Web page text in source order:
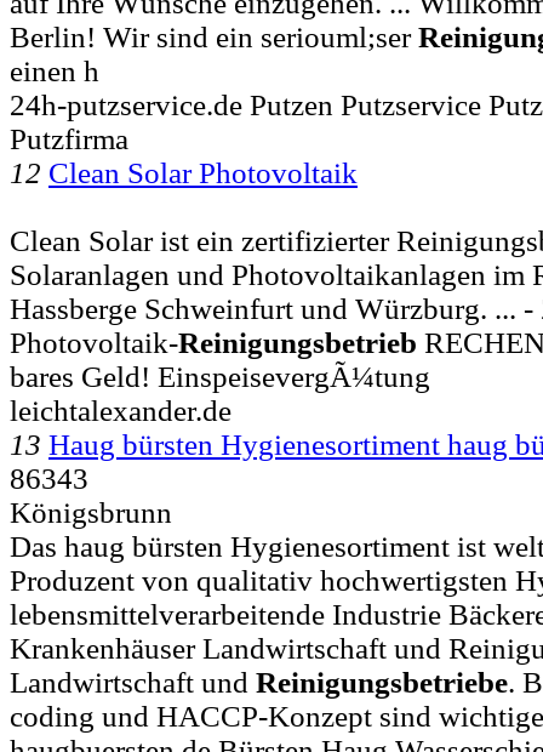
Berlin! Wir sind ein seriouml;ser
einen h
24h-putzservice.de Putzen Putzservice
Putzfirma
12 Clean Solar Photovoltaik
Clean Solar ist ein zertifizierter
Solaranlagen und Photovoltaikanlagen im
Hassberge Schweinfurt und Würzburg. ...
Photovoltaik-Reinigungsbetrieb
bares Geld! EinspeisevergÃ¼tung
leichtalexander.de
13 Haug bürsten Hygienesortiment haug
86343
Königsbrunn
Das haug bürsten Hygienesortiment ist
Produzent von qualitativ hochwertigsten
lebensmittelverarbeitende Industrie
Krankenhäuser Landwirtschaft und
Landwirtschaft und Reinigungsbetriebe.
coding und HACCP-Konzept sind